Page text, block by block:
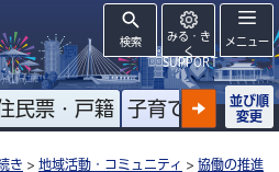
検索
みる・き
く
SUPPORT
メニュー
民票・戸籍 子育て 高齢者
並び順
変更
き > 地域活動・コミュニティ > 協働の推進